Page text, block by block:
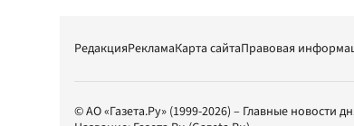
РедакцияРекламаКарта сайтаПравовая
© АО «Газета.Ру» (1999-2026) – Главные новости